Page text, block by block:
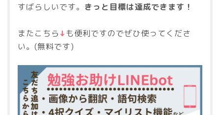
すばらしいです。 きっと目標は達成できます！
またこちら ↓も便利ですのでぜひ使ってくださ
い。(無料です)